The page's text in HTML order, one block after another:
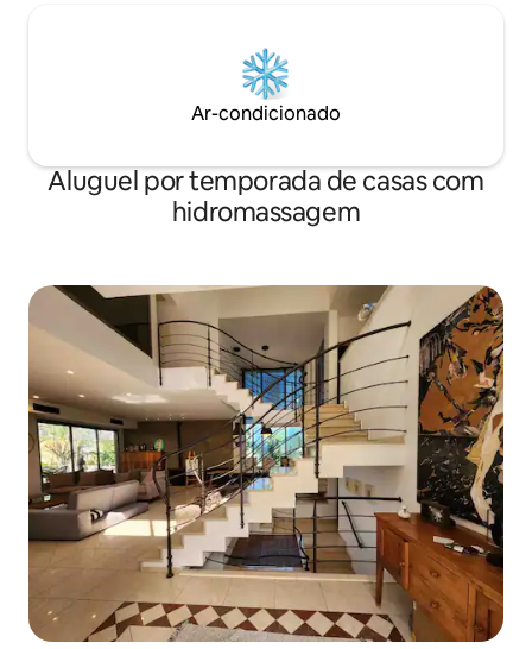
Ar-condicionado
Aluguel por temporada de casas com
hidromassagem